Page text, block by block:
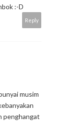
:-D
Reply
musim
penghangat